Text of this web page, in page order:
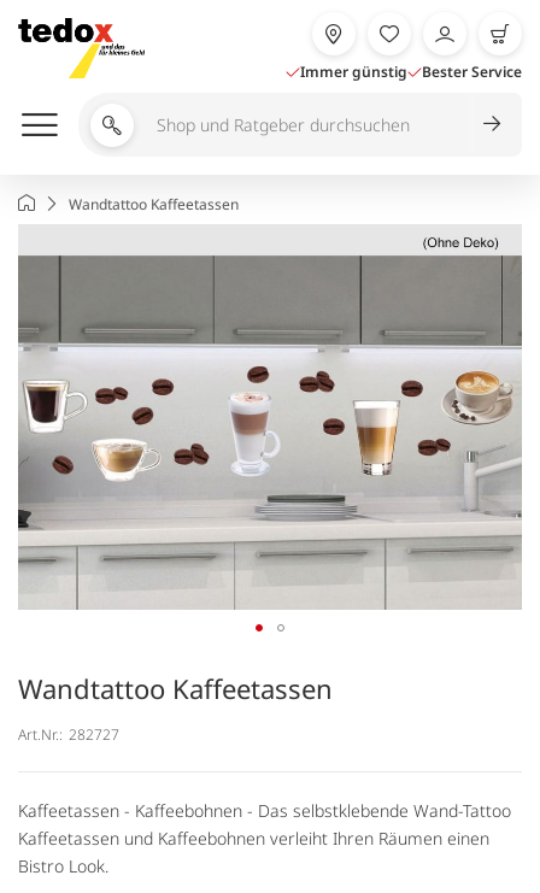
Inhalt
springen
Immer günstig Bester Service
Shop
durchsuchen
StartseiteWandtattoo Kaffeetassen
Wandtattoo Kaffeetassen
Art.Nr.: 282727
Kaffeetassen - Kaffeebohnen - Das selbstklebende Wand-Tattoo
Kaffeetassen und Kaffeebohnen verleiht Ihren Räumen einen
Bistro Look.